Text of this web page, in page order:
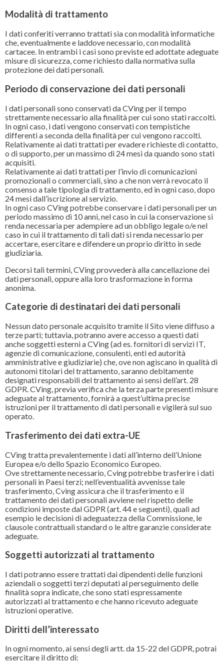
Modalità di trattamento
I dati conferiti verranno trattati sia con modalità informatiche
che, eventualmente e laddove necessario, con modalità
cartacee. In entrambi i casi sono previste ed adottate adeguate
misure di sicurezza, come richiesto dalla normativa sulla
protezione dei dati personali.
Periodo di conservazione dei dati personali
I dati personali sono conservati da CVing per il tempo
strettamente necessario alla finalità per cui sono stati raccolti.
In ogni caso, i dati vengono conservati con tempistiche
differenti a seconda della finalità per cui vengono raccolti.
Relativamente ai dati trattati per evadere richieste di contatto,
o di supporto, per un massimo di 24 mesi da quando sono stati
acquisiti.
Relativamente ai dati trattati per l’invio di comunicazioni
promozionali o commerciali, sino a che non verrà revocato il
consenso a tale tipologia di trattamento, ed in ogni caso, dopo
24 mesi dall’iscrizione al servizio.
In ogni caso CVing potrebbe conservare i dati personali per un
periodo massimo di 10 anni, nel caso in cui la conservazione si
renda necessaria per adempiere ad un obbligo legale o/e nel
caso in cui il trattamento di tali dati si renda necessario per
accertare, esercitare e difendere un proprio diritto in sede
giudiziaria.
Decorsi tali termini, CVing provvederà alla cancellazione dei
dati personali, oppure alla loro trasformazione in forma
anonima.
Categorie di destinatari dei dati personali
Nessun dato personale acquisito tramite il Sito viene diffuso a
terze parti; tuttavia, potranno avere accesso a questi dati
anche soggetti esterni a CVing (ad es. fornitori di servizi IT,
agenzie di comunicazione, consulenti, enti ed autorità
amministrative e giudiziarie) che, ove non agiscano in qualità di
autonomi titolari del trattamento, saranno debitamente
designati responsabili del trattamento ai sensi dell’art. 28
GDPR. CVing, previa verifica che la terza parte presenti misure
adeguate al trattamento, fornirà a quest’ultima precise
istruzioni per il trattamento di dati personali e vigilerà sul suo
operato.
Trasferimento dei dati extra-UE
CVing tratta prevalentemente i dati all’interno dell’Unione
Europea e/o dello Spazio Economico Europeo.
Ove strettamente necessario, Cving potrebbe trasferire i dati
personali in Paesi terzi; nell’eventualità avvenisse tale
trasferimento, Cving assicura che il trasferimento e il
trattamento dei dati personali avviene nel rispetto delle
condizioni imposte dal GDPR (art. 44 e seguenti), quali ad
esempio le decisioni di adeguatezza della Commissione, le
clausole contrattuali standard o le altre garanzie considerate
adeguate.
Soggetti autorizzati al trattamento
I dati potranno essere trattati dai dipendenti delle funzioni
aziendali o soggetti terzi deputati al perseguimento delle
finalità sopra indicate, che sono stati espressamente
autorizzati al trattamento e che hanno ricevuto adeguate
istruzioni operative.
Diritti dell’interessato
In ogni momento, ai sensi degli artt. da 15-22 del GDPR, potrai
esercitare il diritto di: